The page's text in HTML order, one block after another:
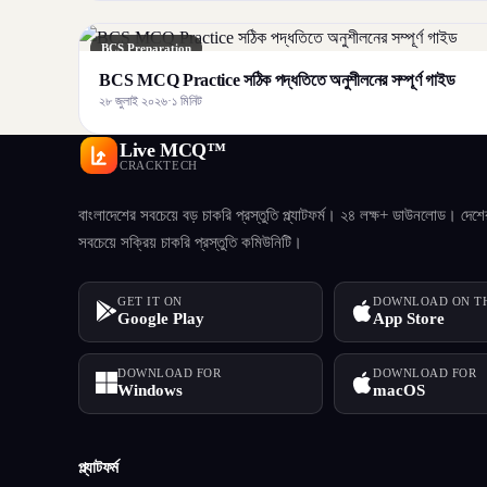
BCS Preparation
BCS MCQ Practice সঠিক পদ্ধতিতে অনুশীলনের সম্পূর্ণ গাইড
২৮ জুলাই ২০২৬·১ মিনিট
Live MCQ™
CRACKTECH
বাংলাদেশের সবচেয়ে বড় চাকরি প্রস্তুতি প্ল্যাটফর্ম। ২৪ লক্ষ+ ডাউনলোড।
সবচেয়ে সক্রিয় চাকরি প্রস্তুতি কমিউনিটি।
GET IT ON
Google Play
DOWNLOAD ON
App Store
DOWNLOAD FOR
Windows
DOWNLOAD FOR
macOS
প্ল্যাটফর্ম